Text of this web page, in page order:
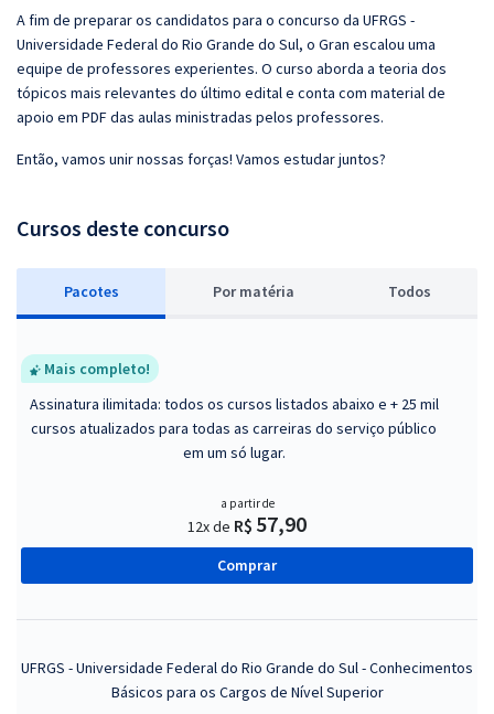
A fim de preparar os candidatos para o concurso da UFRGS -
Universidade Federal do Rio Grande do Sul, o Gran escalou uma
equipe de professores experientes. O curso aborda a teoria dos
tópicos mais relevantes do último edital e conta com material de
apoio em PDF das aulas ministradas pelos professores.
Então, vamos unir nossas forças! Vamos estudar juntos?
Cursos deste concurso
Pacotes Por matéria Todos
Mais completo!
Assinatura ilimitada: todos os cursos listados abaixo e + 25 mil
cursos atualizados para todas as carreiras do serviço público
em um só lugar.
a partir de
12x de R$ 57,90
Comprar
UFRGS - Universidade Federal do Rio Grande do Sul - Conhecimentos
Básicos para os Cargos de Nível Superior